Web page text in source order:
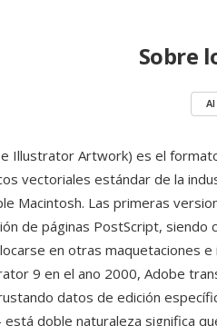
Sobre
AI
Illustrator Artwork) es el
vectoriales estándar de la
Macintosh. Las primeras
de páginas PostScript, siendo
en otras maquetaciones
9 en el ano 2000, Adobe
datos de edición
doble naturaleza significa